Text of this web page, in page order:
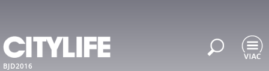
BJD2016